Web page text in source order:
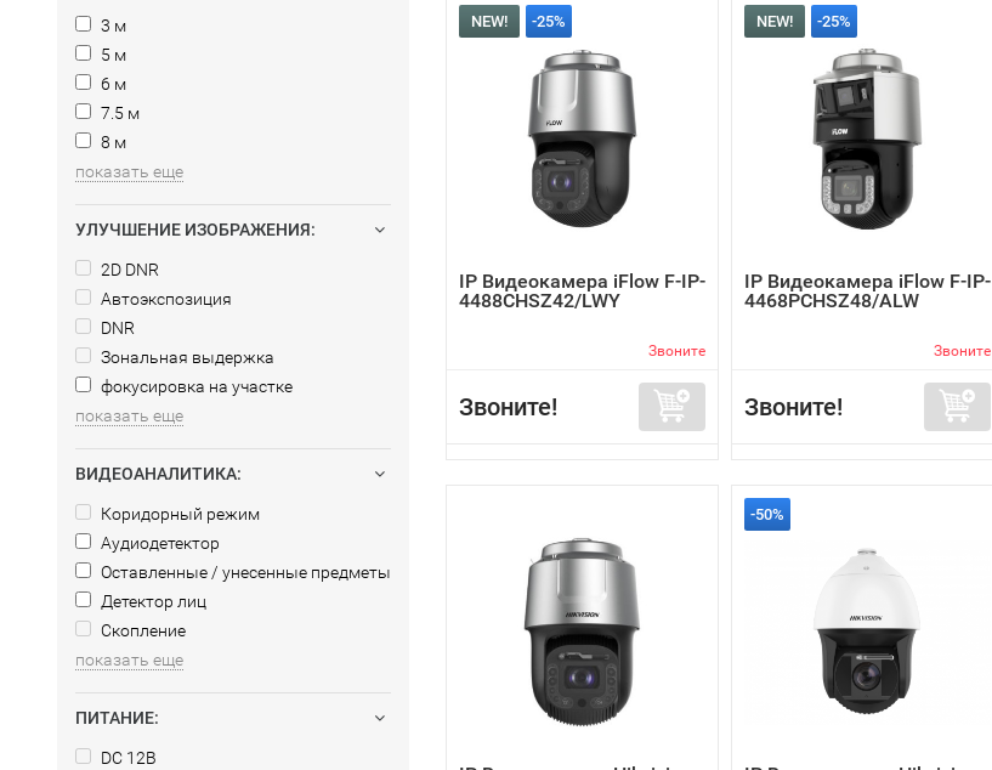
3 м
5 м
6 м
7.5 м
8 м
показать еще
УЛУЧШЕНИЕ ИЗОБРАЖЕНИЯ:
2D DNR
Автоэкспозиция
DNR
Зональная выдержка
фокусировка на участке
показать еще
ВИДЕОАНАЛИТИКА:
Коридорный режим
Аудиодетектор
Оставленные / унесенные предметы
Детектор лиц
Скопление
показать еще
ПИТАНИЕ:
DC 12В
NEW! -25%
IP Видеокамера iFlow F-IP-
4488CHSZ42/LWY
Звоните
Звоните!
NEW! -25%
IP Видеокамера iFlow F-IP-
4468PCHSZ48/ALW
Звоните
Звоните!
-50%